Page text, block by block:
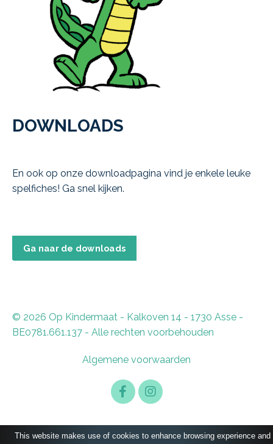
DOWNLOADS
En ook op onze downloadpagina vind je enkele leuke
spelfiches! Ga snel kijken.
Ga naar de downloads
© 2026 Op Kindermaat - Kalkoven 14 - 1730 Asse -
BE0781.661.137 - Alle rechten voorbehouden
Algemene voorwaarden
This website makes use of cookies to enhance browsing experience and